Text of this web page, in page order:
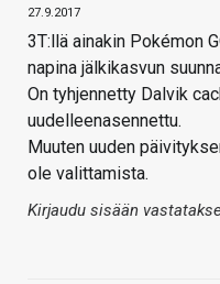
27.9.2017
3T:llä ainakin Pokémon
napina jälkikasvun
On tyhjennetty Dalvik
uudelleenasennettu.
Muuten uuden
ole valittamista.
Kirjaudu sisään